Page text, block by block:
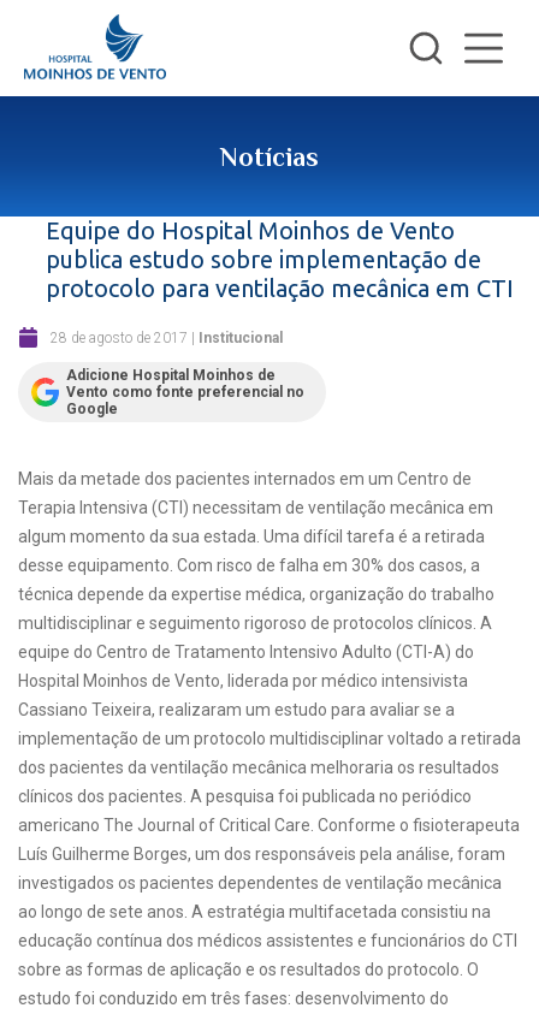
Notícias
Equipe do Hospital Moinhos de Vento
publica estudo sobre implementação de
protocolo para ventilação mecânica em CTI
28 de agosto de 2017 | Institucional
Adicione Hospital Moinhos de
Vento como fonte preferencial no
Google
Mais da metade dos pacientes internados em um Centro de
Terapia Intensiva (CTI) necessitam de ventilação mecânica em
algum momento da sua estada. Uma difícil tarefa é a retirada
desse equipamento. Com risco de falha em 30% dos casos, a
técnica depende da expertise médica, organização do trabalho
multidisciplinar e seguimento rigoroso de protocolos clínicos. A
equipe do Centro de Tratamento Intensivo Adulto (CTI-A) do
Hospital Moinhos de Vento, liderada por médico intensivista
Cassiano Teixeira, realizaram um estudo para avaliar se a
implementação de um protocolo multidisciplinar voltado a retirada
dos pacientes da ventilação mecânica melhoraria os resultados
clínicos dos pacientes. A pesquisa foi publicada no periódico
americano The Journal of Critical Care. Conforme o fisioterapeuta
Luís Guilherme Borges, um dos responsáveis pela análise, foram
investigados os pacientes dependentes de ventilação mecânica
ao longo de sete anos. A estratégia multifacetada consistiu na
educação contínua dos médicos assistentes e funcionários do CTI
sobre as formas de aplicação e os resultados do protocolo. O
estudo foi conduzido em três fases: desenvolvimento do